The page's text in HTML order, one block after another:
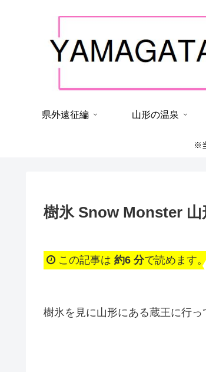
県外遠征編 山形の温泉
※
樹氷 Snow Monster
この記事は約6 分で読めます
樹氷を見に山形にある蔵王に行っ